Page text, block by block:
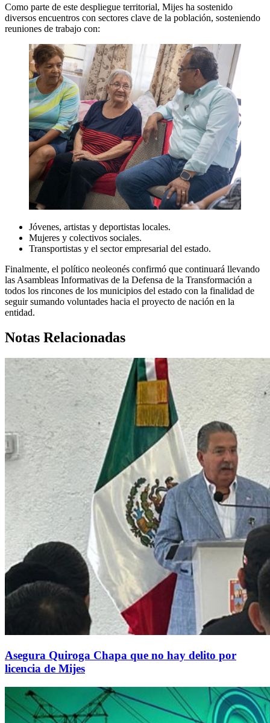
Como parte de este despliegue territorial, Mijes ha sostenido
diversos encuentros con sectores clave de la población, sosteniendo
reuniones de trabajo con:
Jóvenes, artistas y deportistas locales.
Mujeres y colectivos sociales.
Transportistas y el sector empresarial del estado.
Finalmente, el político neoleonés confirmó que continuará llevando
las Asambleas Informativas de la Defensa de la Transformación a
todos los rincones de los municipios del estado con la finalidad de
seguir sumando voluntades hacia el proyecto de nación en la
entidad.
Notas Relacionadas
Asegura Quiroga Chapa que no hay delito por
licencia de Mijes